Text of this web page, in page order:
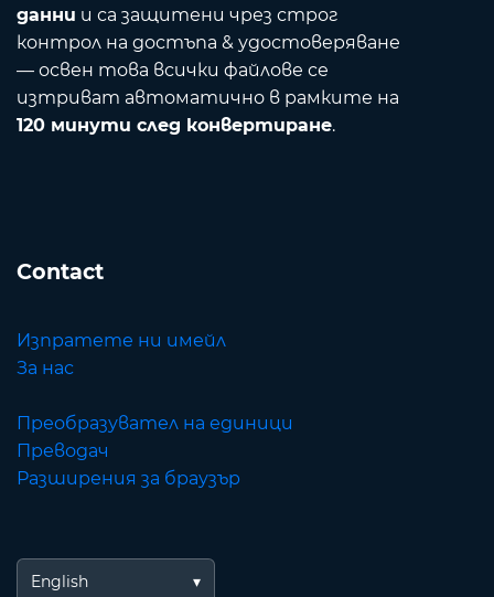
данни и са защитени чрез строг
контрол на достъпа & удостоверяване
— освен това всички файлове се
изтриват автоматично в рамките на
120 минути след конвертиране.
Contact
Изпратете ни имейл
За нас
Преобразувател на единици
Преводач
Разширения за браузър
English